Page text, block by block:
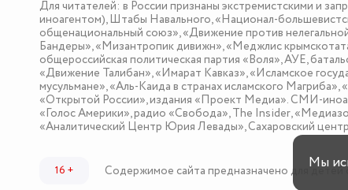
Для читателей: в России признаны экстремистскими и
иноагентом), Штабы Навального, «Национал-
общенациональный союз», «Движение против
Бандеры», «Мизантропик дивижн», «Меджлис
общероссийская политическая партия «Воля», АУЕ,
«Движение Талибан», «Имарат Кавказ», «Исламское
мусульмане», «Аль-Каида в странах исламского
«Открытой России», издания «Проект Медиа». СМИ-
«Голос Америки», радио «Свобода», The Insider,
«Аналитический Центр Юрия Левады», Сахаровский
16 + Содержимое сайта предназначено для детей
Мы